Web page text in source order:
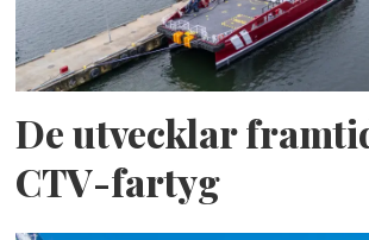
De utvecklar
CTV-fartyg